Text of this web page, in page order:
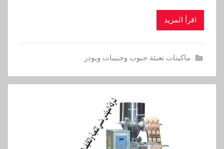
اقرأ المزيد
ماكينات تعبئة حبوب وحبيبات وبودر